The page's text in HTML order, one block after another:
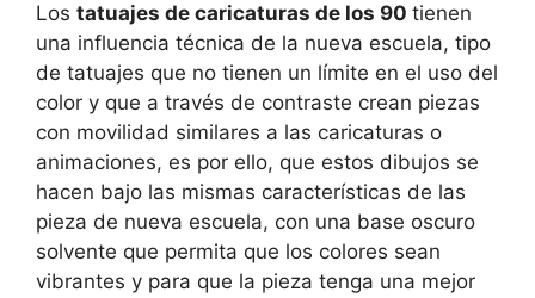
Los tatuajes de caricaturas de los 90 tienen
una influencia técnica de la nueva escuela, tipo
de tatuajes que no tienen un límite en el uso del
color y que a través de contraste crean piezas
con movilidad similares a las caricaturas o
animaciones, es por ello, que estos dibujos se
hacen bajo las mismas características de las
pieza de nueva escuela, con una base oscuro
solvente que permita que los colores sean
vibrantes y para que la pieza tenga una mejor